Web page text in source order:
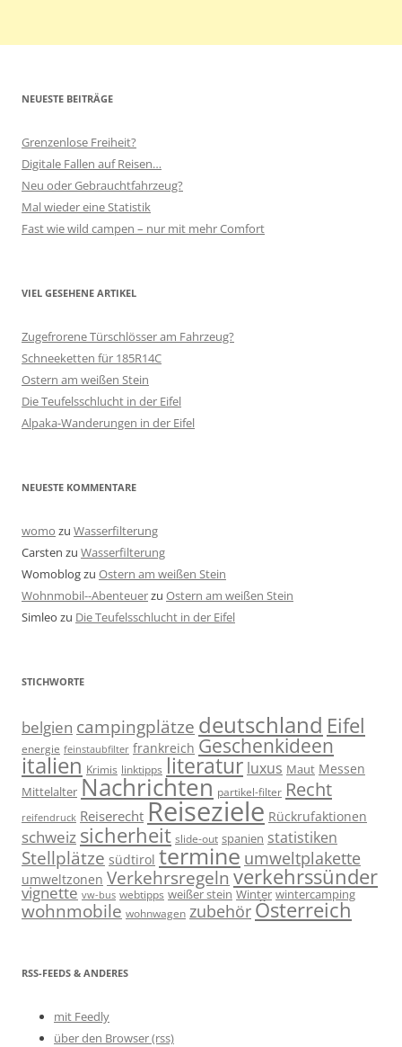
NEUESTE BEITRÄGE
Grenzenlose Freiheit?
Digitale Fallen auf Reisen…
Neu oder Gebrauchtfahrzeug?
Mal wieder eine Statistik
Fast wie wild campen – nur mit mehr Comfort
VIEL GESEHENE ARTIKEL
Zugefrorene Türschlösser am Fahrzeug?
Schneeketten für 185R14C
Ostern am weißen Stein
Die Teufelsschlucht in der Eifel
Alpaka-Wanderungen in der Eifel
NEUESTE KOMMENTARE
womo zu Wasserfilterung
Carsten zu Wasserfilterung
Womoblogzu Ostern am weißen Stein
Wohnmobil--Abenteuerzu Ostern am weißen Stein
Simleo zu Die Teufelsschlucht in der Eifel
STICHWORTE
belgien campingplätze deutschland Eifel
energie feinstaubfilter frankreich Geschenkideen
italien Krimis linktipps literatur luxus Maut Messen
Mittelalter Nachrichten partikel-filter Recht
reifendruck Reiserecht Reiseziele Rückrufaktionen
schweiz sicherheit slide-out spanien statistiken
Stellplätze südtirol termine umweltplakette
umweltzonen Verkehrsregeln verkehrssünder
vignette vw-bus webtipps weißer stein Winter wintercamping
wohnmobile wohnwagen zubehör Österreich
RSS-FEEDS & ANDERES
mit Feedly
über den Browser (rss)